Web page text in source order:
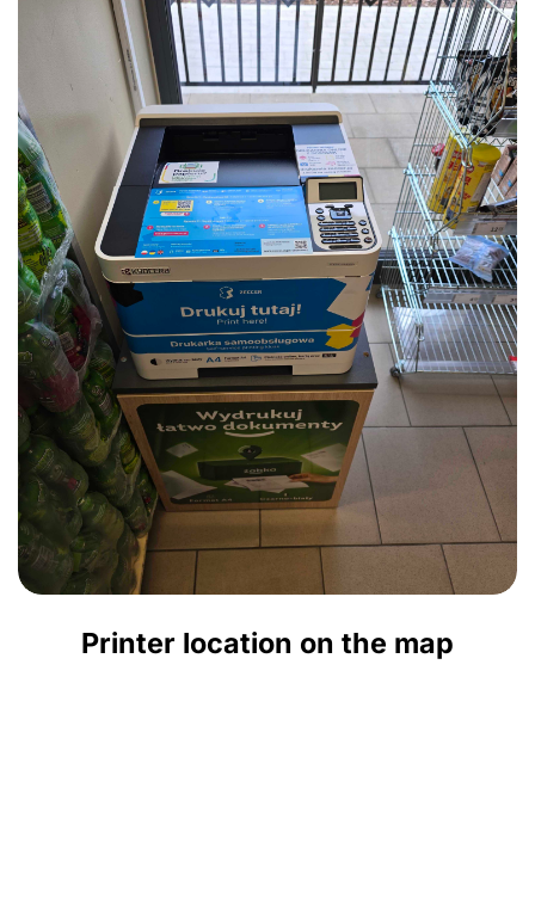
Printer location on the map